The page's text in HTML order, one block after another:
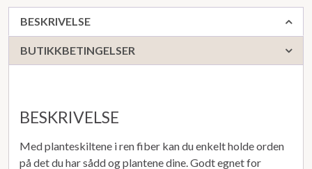
BESKRIVELSE
BUTIKKBETINGELSER
BESKRIVELSE
Med planteskiltene i ren fiber kan du enkelt holde orden
på det du har sådd og plantene dine. Godt egnet for